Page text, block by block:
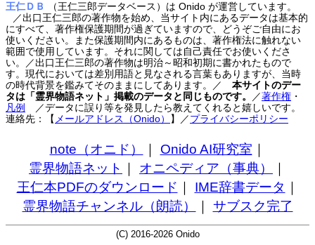
王仁ＤＢ
（王仁三郎データベース）は Onido が運営しています。
／出口王仁三郎の著作物を始め、当サイト内にあるデータは基本的
にすべて、著作権保護期間が過ぎていますので、どうぞご自由にお
使いください。また保護期間内にあるものは、著作権法に触れない
範囲で使用しています。それに関しては自己責任でお使いくださ
い。／出口王仁三郎の著作物は明治～昭和初期に書かれたもので
す。現代においては差別用語と見なされる言葉もありますが、当時
の時代背景を鑑みてそのままにしてあります。／ 本サイトのデー
タは「霊界物語ネット」掲載のデータと同じものです。
／著作権 ・
凡例
／データに誤り等を発見したら教えてくれると嬉しいです。
連絡先：【 メールアドレス（Onido） 】 ／プライバシーポリシー
note（オニド） Onido AI研究室
霊界物語ネット
オニペディア（事典）
王仁本PDFのダウンロード
IME辞書データ
霊界物語チャンネル（朗読）
サブスク完了
(C) 2016-2026 Onido